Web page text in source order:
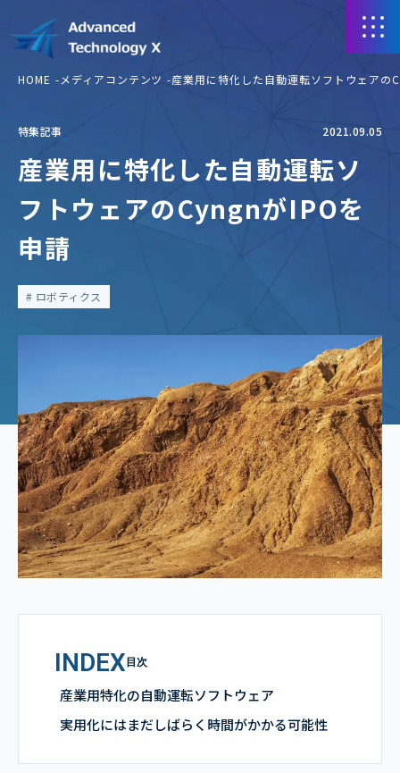
HOME メディアコンテンツ 産業用に特化した自動運転ソフトウェアの
特集記事 2021.09.05
産業用に特化した自動運転ソ
フトウェアのCyngnがIPOを
申請
ロボティクス
INDEX 目次
産業用特化の自動運転ソフトウェア
実用化にはまだしばらく時間がかかる可能性